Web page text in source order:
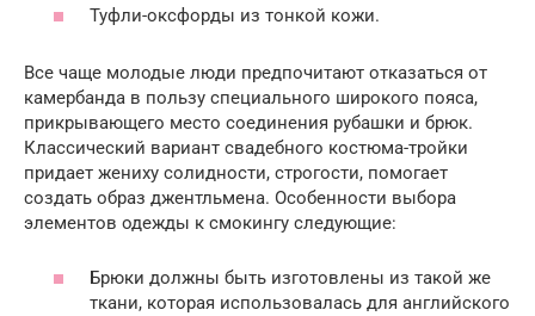
Туфли-оксфорды из тонкой кожи.
Все чаще молодые люди предпочитают отказаться от
камербанда в пользу специального широкого пояса,
прикрывающего место соединения рубашки и брюк.
Классический вариант свадебного костюма-тройки
придает жениху солидности, строгости, помогает
создать образ джентльмена. Особенности выбора
элементов одежды к смокингу следующие:
Брюки должны быть изготовлены из такой же
ткани, которая использовалась для английского